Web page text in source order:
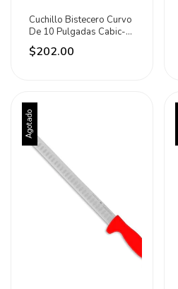
Cuchillo Bistecero Curvo
De 10 Pulgadas Cabic-
10r Caledonia Rojo
$202.00
Agotado